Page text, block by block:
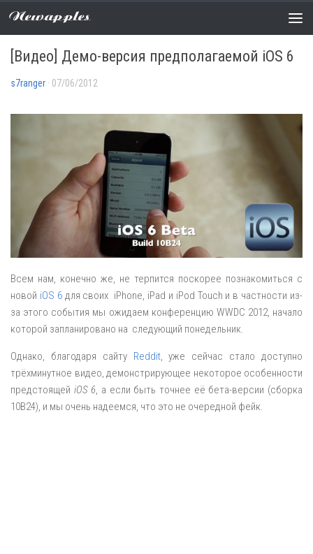
Newapples
СЛУХИ 0 COMMENTS
[Видео] Демо-версия предполагаемой iOS 6
s7ranger · 07/06/2012
Всем нам, конечно же, не терпится поскорее познакомиться с
новой iOS 6для своих iPhone, iPad и iPod Touch и в частности из-
за этого события мы ожидаем конференцию WWDC 2012, начало
которой запланировано на следующий понедельник.
Однако, благодаря сайту Reddit, уже сейчас стало доступно
трёхминутное видео, демонстрирующее некоторое особенности
предстоящей iOS 6 , а если быть точнее её бета-версии (сборка
10B24), и мы очень надеемся, что это не очередной фейк.